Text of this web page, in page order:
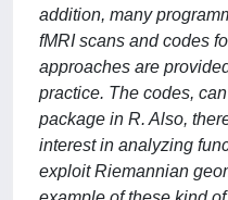
addition, many
fMRI scans and codes
approaches are
practice. The codes,
package in R. Also,
interest in analyzing
exploit Riemannian